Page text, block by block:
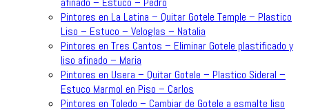
Pintores en La Latina – Quitar Gotele Temple – Plastico
Liso – Estuco – Veloglas – Natalia
Pintores en Tres Cantos – Eliminar Gotele plastificado y
liso afinado – Maria
Pintores en Usera – Quitar Gotele – Plastico Sideral –
Estuco Marmol en Piso – Carlos
Pintores en Toledo – Cambiar de Gotele a esmalte liso